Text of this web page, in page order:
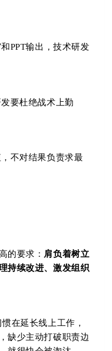
PPT输出，技术研发
要杜绝战术上勤
不对结果负责求最
的要求： 肩负着树立
持续改进、激发组织
在延长线上工作，
缺少主动打破职责边